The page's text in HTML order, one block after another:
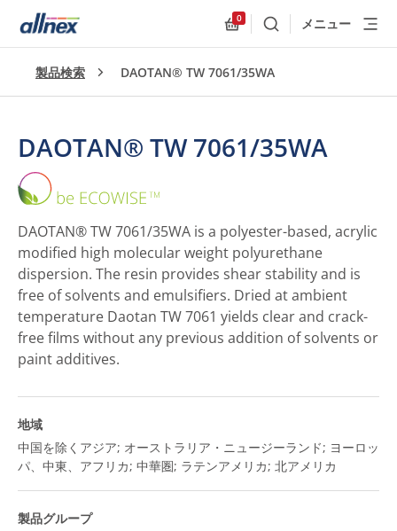
0
検索 メニュー
製品検索 DAOTAN® TW 7061/35WA
DAOTAN® TW 7061/35WA
TW
7061/35WA
DAOTAN® TW 7061/35WA is a polyester-based, acrylic
modified high molecular weight polyurethane
dispersion. The resin provides shear stability and is
free of solvents and emulsifiers. Dried at ambient
temperature Daotan TW 7061 yields clear and crack-
free films without any previous addition of solvents or
paint additives.
地域
中国を除くアジア; オーストラリア・ニュージーランド; ヨーロッ
パ、中東、アフリカ; 中華圏; ラテンアメリカ; 北アメリカ
製品グループ